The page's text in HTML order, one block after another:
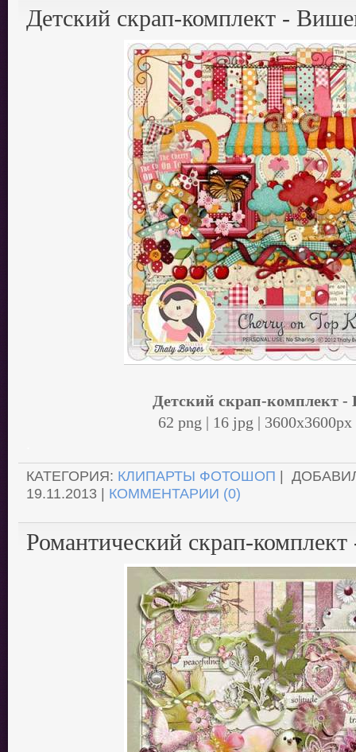
Детский скрап-комплект -
Детский скрап-комплект
62 png | 16 jpg |
КАТЕГОРИЯ: КЛИПАРТЫ ФОТОШОП |
19.11.2013 | КОММЕНТАРИИ (0)
Романтический скрап-